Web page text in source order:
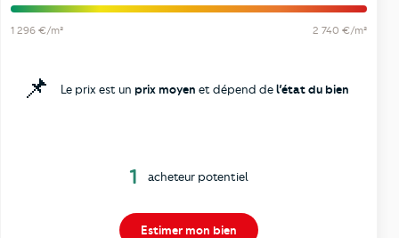
1 296 €/m² 2 740 €/m²
📌 Le prix est un prix moyen et dépend del’état du bien
1 acheteur potentiel
Estimer mon bien